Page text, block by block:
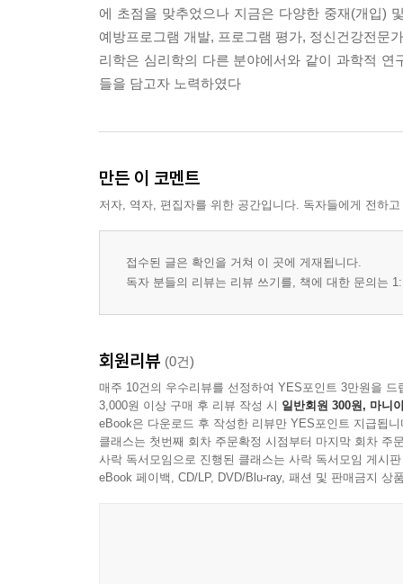
에 초점을 맞추었으나 지금은 다양한 중재(개입)
예방프로그램 개발, 프로그램 평가, 정신건강전문
리학은 심리학의 다른 분야에서와 같이 과학적
들을 담고자 노력하였다
만든 이 코멘트
저자, 역자, 편집자를 위한 공간입니다. 독자들에게 전하
접수된 글은 확인을 거쳐 이 곳에 게재됩니다.
독자 분들의 리뷰는 리뷰 쓰기를, 책에 대한 문의는
회원리뷰 (0건)
매주 10건의 우수리뷰를 선정하여 YES포인트 3만원을 드
3,000원 이상 구매 후 리뷰 작성 시 일반회원 300원, 마니
eBook은 다운로드 후 작성한 리뷰만 YES포인트 지급됩니
클래스는 첫번째 회차 주문확정 시점부터 마지막 회차 주
사락 독서모임으로 진행된 클래스는 사락 독서모임 게시
eBook 페이백, CD/LP, DVD/Blu-ray, 패션 및 판매금지 상